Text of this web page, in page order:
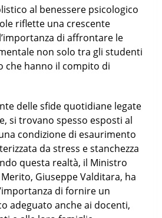
al benessere psicologico
riflette una crescente
di affrontare le
non solo tra gli studenti
che hanno il compito di
delle sfide quotidiane legate
si trovano spesso esposti al
condizione di esaurimento
da stress e stanchezza
questa realtà, il Ministro
Giuseppe Valditara, ha
di fornire un
adeguato anche ai docenti,